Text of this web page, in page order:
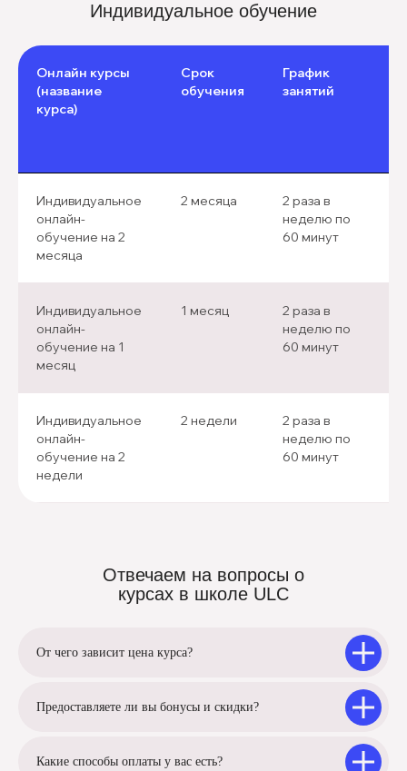
Индивидуальное обучение
Онлайн курсы
(название
курса)
Срок
обучения
График
занятий
Индивидуальное
онлайн-
обучение на 2
месяца
2 месяца
2 раза в
неделю по
60 минут
Индивидуальное
онлайн-
обучение на 1
месяц
1 месяц
2 раза в
неделю по
60 минут
Индивидуальное
онлайн-
обучение на 2
недели
2 недели
2 раза в
неделю по
60 минут
Отвечаем на вопросы о
курсах в школе ULC
От чего зависит цена курса?
Предоставляете ли вы бонусы и скидки?
Какие способы оплаты у вас есть?